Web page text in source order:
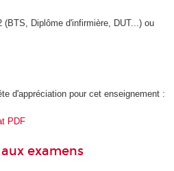
Diplôme d'infirmière, DUT...) ou
d'appréciation pour cet enseignement :
PDF
examens